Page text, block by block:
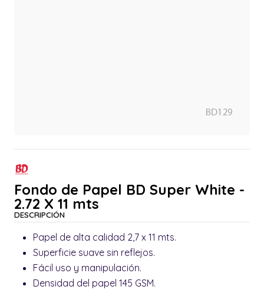
Fondo de Papel BD Super White -
2.72 X 11 mts
DESCRIPCIÓN
Papel de alta calidad 2,7 x 11 mts.
Superficie suave sin reflejos.
Fácil uso y manipulación.
Densidad del papel 145 GSM.